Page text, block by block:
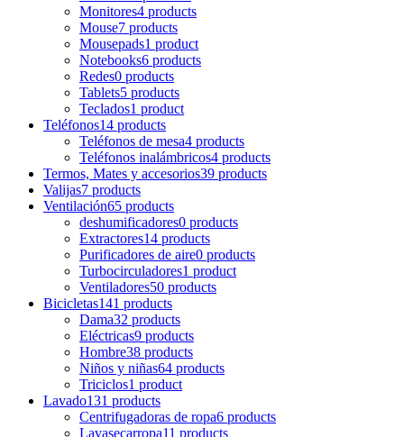
Monitores4 products
Mouse7 products
Mousepads1 product
Notebooks6 products
Redes0 products
Tablets5 products
Teclados1 product
Teléfonos14 products
Teléfonos de mesa4 products
Teléfonos inalámbricos4 products
Termos, Mates y accesorios39 products
Valijas7 products
Ventilación65 products
deshumificadores0 products
Extractores14 products
Purificadores de aire0 products
Turbocirculadores1 product
Ventiladores50 products
Bicicletas141 products
Dama32 products
Eléctricas9 products
Hombre38 products
Niños y niñas64 products
Triciclos1 product
Lavado131 products
Centrifugadoras de ropa6 products
Lavasecarropa11 products